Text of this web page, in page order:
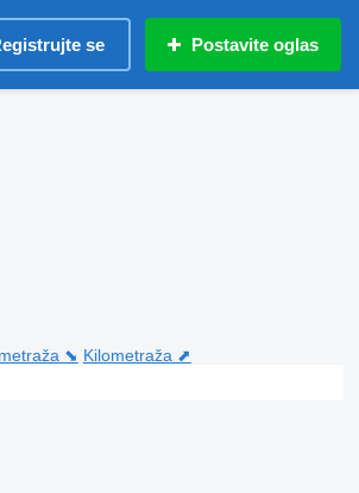
se Postavite oglas
⬊ Kilometraža ⬈